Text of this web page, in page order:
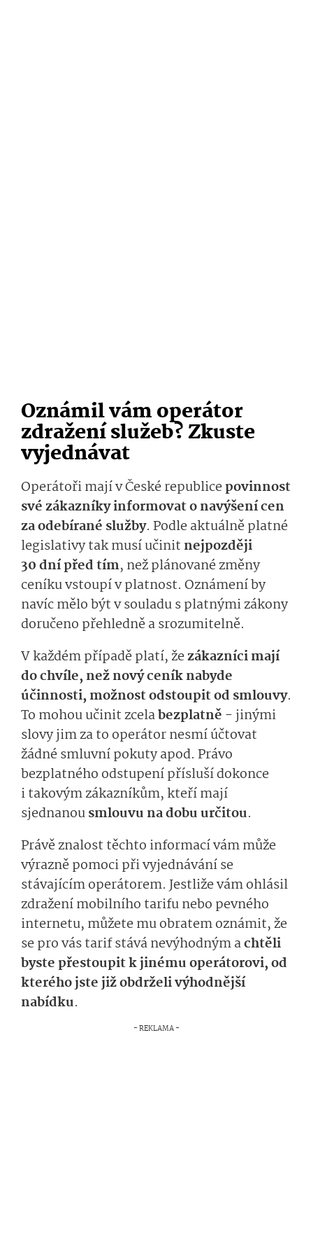
Oznámil vám operátor
zdražení služeb? Zkuste
vyjednávat
Operátoři mají v České republicepovinnost
své zákazníky informovat o navýšení cen
za odebírané služby. Podle aktuálně platné
legislativy tak musí učinit nejpozději
30 dní před tím, než plánované změny
ceníku vstoupí v platnost. Oznámení by
navíc mělo být v souladu s platnými zákony
doručeno přehledně a srozumitelně.
V každém případě platí, žezákazníci mají
do chvíle, než nový ceník nabyde
účinnosti, možnost odstoupit od smlouvy.
To mohou učinit zcelabezplatně - jinými
slovy jim za to operátor nesmí účtovat
žádné smluvní pokuty apod. Právo
bezplatného odstupení přísluší dokonce
i takovým zákazníkům, kteří mají
sjednanousmlouvu na dobu určitou.
Právě znalost těchto informací vám může
výrazně pomoci při vyjednávání se
stávajícím operátorem. Jestliže vám ohlásil
zdražení mobilního tarifu nebo pevného
internetu, můžete mu obratem oznámit, že
se pro vás tarif stává nevýhodným achtěli
byste přestoupit k jinému operátorovi, od
kterého jste již obdrželi výhodnější
nabídku.